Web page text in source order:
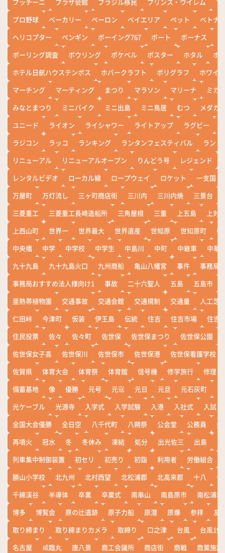
プッチーニ プラザ会館 ブラジル移民 プリンス・ウイレム
ブ
プロ野球
ベーカリー ペーロン ベイエリア ペット
ベトナ
ヘリコプター
ペンギン ボーイング767 ボート ボーナス
ボーリング調査
ボウリング ポケベル ポスター ホタル
ホ
ホテル日航ハウステンボス
ホバークラフト ポリグラフ
ホワイ
マーチング
マーティング まつり マラソン マリーナ
ミカ
みなとまつり
ミニバイク ミニ出島 ミニ鳥居 むつ
メダカ
ユニード
ライオン ライシャワー ライトアップ ラグビー
ラジコン
ラッコ ランキング ランタンフェスティバル
ランド
リニューアル
リニューアルオープン りんどう号 レジェンド
レンタルビデオ
ローカル線 ロープウェイ ロケット
一支国
万屋町
万灯流し 三ヶ町商店街 三川内 三川内焼 三景台
三菱重工
三菱重工長崎造船所 三角屋根 三重 上五島
上対
上西山町
世界一 世界最大 世界遺産 世知原 世知原町
中
中央橋
中学 中学校 中学生 中島川 中町 中継車
中華
九十九島
九十九島火口 九州商船 亀山八幡宮 事件
事務局
事務局おすすめ法人様向け1
事故 二十六聖人 五島 五島市
亜熱帯植物園
交通事故 交通会館 交通規制 交通量
人工芝
仁田峠
今津町 仮装 伊王島 伝統 住吉 住吉市場
住吉
住民投票
佐々 佐々町 佐世保 佐世保まつり 佐世保公園
佐世保女子高
佐世保川 佐世保市 佐世保港
佐世保看護学校
佐賀県
体育大会 体育祭 体育館 信号機 修学旅行
修理
備蓄基地
像 優勝 元号 元寇 元日 元旦 元石灰町
光ケーブル
光源寺 入学式 入学試験 入港 入社式
入試
全国大会優勝
全日空 八千代町 八朔祭 公会堂 公務員
公
再噴火
冠水 冬 冬休み 凍結 処分 出光佐三 出島
列車集中制御装置
初セリ 初売り 初詣 利用者 労働組合
勝山小学校
北九州 北村西望 北松浦郡 北高来郡 十八
十
千綿渓谷
半導体 卒業 卒業式 南串山 南島原市
南松浦郡
博多
博覧会 原の辻遺跡 原子力船 原潜 原爆 参拝
友
取り締まり
取り締まりカメラ 取締り 口之津 台風
台風19
名古屋
咸臨丸 唐八景 商工会議所 商店街 商戦
商業施設